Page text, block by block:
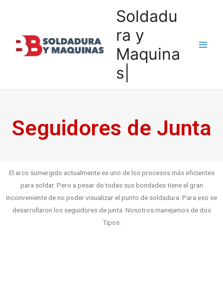
Soldadu
ra y
Maquina
s|
Seguidores de Junta
El arco sumergido actualmente es uno de los procesos más eficientes
para soldar. Pero a pesar de todas sus bondades tiene el gran
inconveniente de no poder visualizar el punto de soldadura. Para eso se
desarrollaron los seguidores de junta. Nosotros manejamos de dos
Tipos: